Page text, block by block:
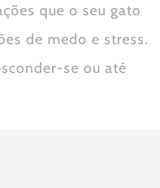
que o seu gato
de medo e stress.
se ou até